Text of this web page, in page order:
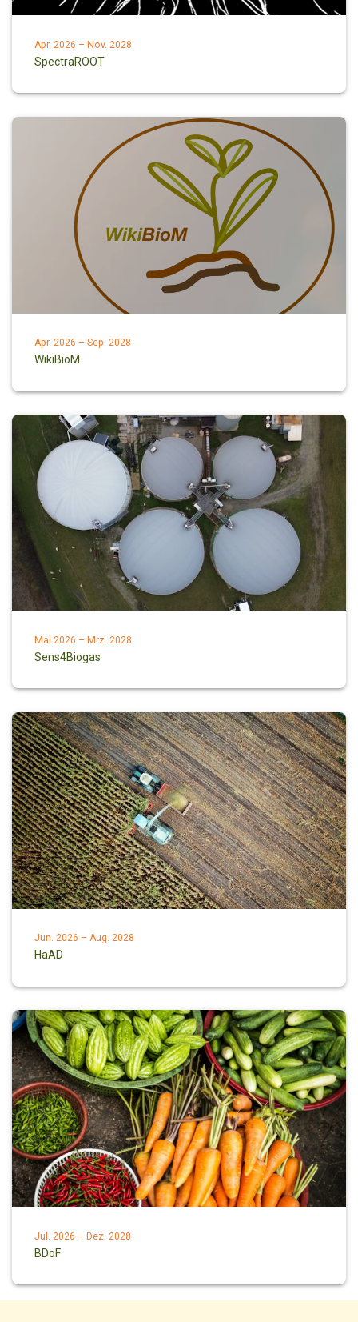
Apr. 2026 – Nov. 2028
SpectraROOT
Apr. 2026 – Sep. 2028
WikiBioM
Mai 2026 – Mrz. 2028
Sens4Biogas
Jun. 2026 – Aug. 2028
HaAD
Jul. 2026 – Dez. 2028
BDoF